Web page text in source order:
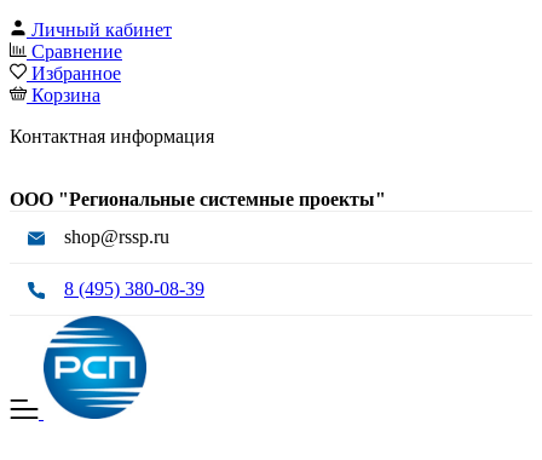
Личный кабинет
Сравнение
Избранное
Корзина
Контактная информация
ООО "Региональные системные проекты"
shop@rssp.ru
8 (495) 380-08-39